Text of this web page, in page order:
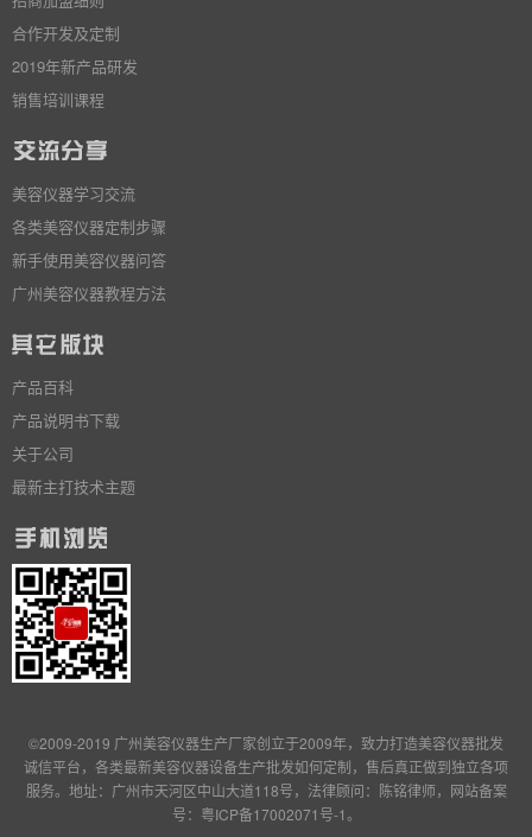
合作开发及定制
2019年新产品研发
销售培训课程
美容仪器学习交流
各类美容仪器定制步骤
新手使用美容仪器问答
广州美容仪器教程方法
产品百科
产品说明书下载
关于公司
最新主打技术主题
©2009-2019 广州美容仪器生产厂家创立于2009年，致力打造美容仪器批发
诚信平台，各类最新美容仪器设备生产批发如何定制，售后真正做到独立各项
服务。地址：广州市天河区中山大道118号，法律顾问：陈铭律师，网站备案
号： 粤ICP备17002071号-1。